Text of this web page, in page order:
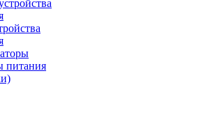
питания